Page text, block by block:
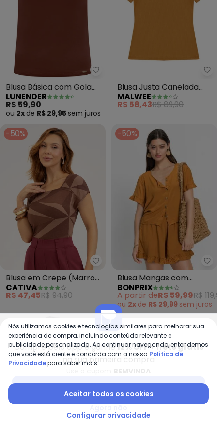
Lunender - Blusa Básica com
Blusa Básica com Gola
Alta em Malha (Marrom)
LUNENDER
R$ 59,90
ou 2x de R$ 29,95 sem juros
Blusa Justa Canelada
(Marrom Claro)
MALWEE
R$ 58,43R$ 89,90
-50%
Cativa - Blusa em Crepe
Blusa em Crepe (Marrom
Escuro)
CATIVA
R$ 47,45R$ 94,90
-50%
Blusa Mangas com
Babado (Caramelo)
BONPRIX
A partir deR$ 59,99R$
ou 2x de R$ 29,99 sem juros
-50% -72%
Compre pelo app e ganhe12% OFF + frete grátis
na sua primeira compra
Nós utilizamos cookies e tecnologias similares para melhorar sua
experiência de compra, incluindo conteúdo relevante e
publicidade personalizada. Ao continuar navegando, entendemos
que você está ciente e concorda com a nossa Política de
Privacidadepara saber mais.
Aceitar todos os cookies
Configurar privacidade